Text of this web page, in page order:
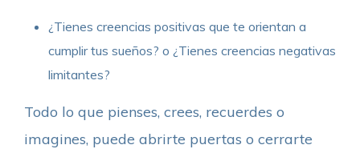
¿Tienes creencias positivas que te orientan a
cumplir tus sueños? o ¿Tienes creencias negativas
limitantes?
Todo lo que pienses, crees, recuerdes o
imagines, puede abrirte puertas o cerrarte